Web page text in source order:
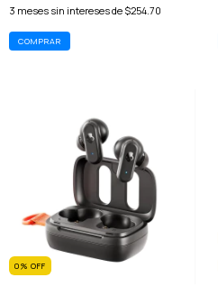
3 meses sin intereses de $254.70
0% OFF